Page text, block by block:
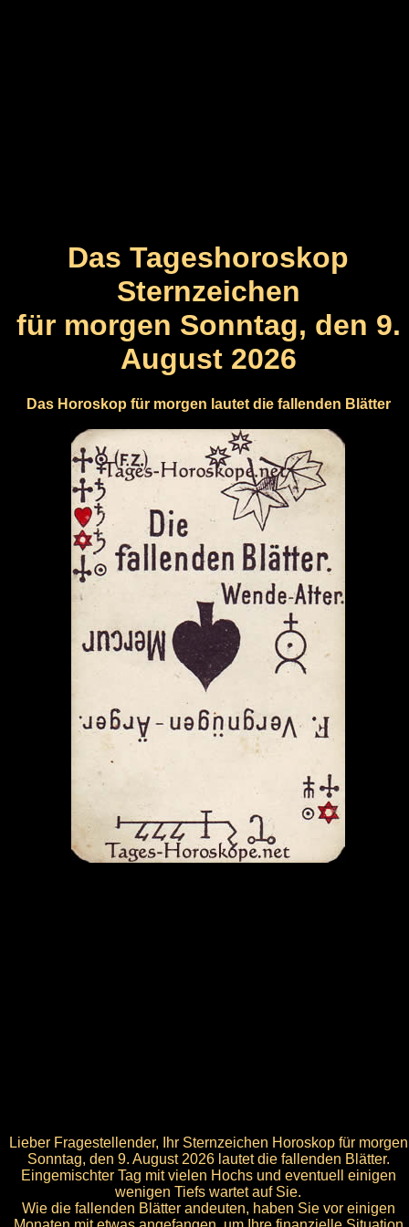
Das Tageshoroskop
Sternzeichen
für morgen Sonntag, den 9.
August 2026
Das Horoskop für morgen lautet die fallenden Blätter
Lieber Fragestellender, Ihr Sternzeichen Horoskop für morgen
Sonntag, den 9. August 2026 lautet die fallenden Blätter.
Eingemischter Tag mit vielen Hochs und eventuell einigen
wenigen Tiefs wartet auf Sie.
Wie die fallenden Blätter andeuten, haben Sie vor einigen